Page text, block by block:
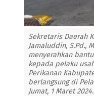
Sekretaris Daerah
Jamaluddin, S.Pd.,
menyerahkan
kepada pelaku
Perikanan
berlangsung di
Jumat, 1 Maret